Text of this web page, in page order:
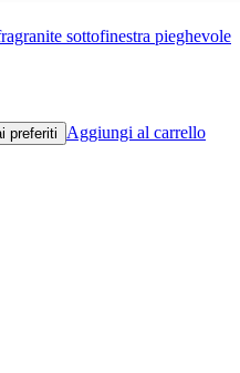
sottofinestra pieghevole
preferiti Aggiungi al carrello